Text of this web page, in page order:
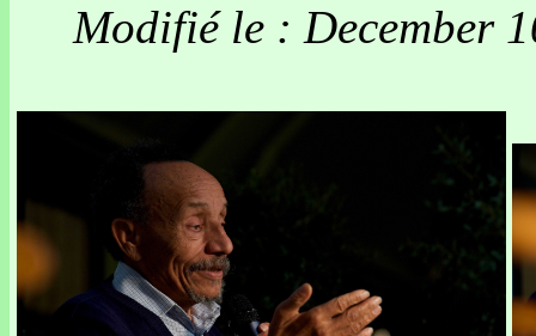
Modifié le : December